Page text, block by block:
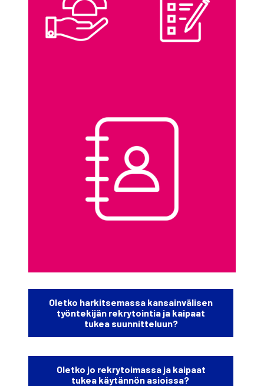
Olet­ko har­kit­se­mas­sa kan­sain­vä­li­sen
työn­te­ki­jän rek­ry­toin­tia ja kai­paat
tukea suun­nit­te­luun?
Olet­ko jo rek­ry­toi­mas­sa ja kai­paat
tukea käy­tän­nön asiois­sa?